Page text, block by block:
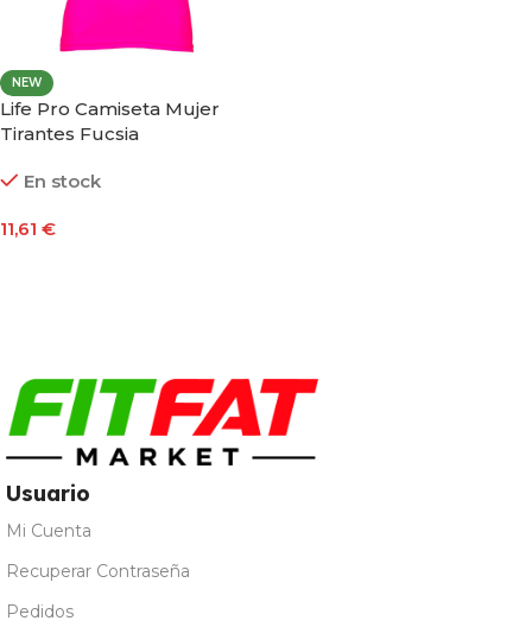
NEW
Life Pro Camiseta Mujer
Tirantes Fucsia
En stock
11,61 €
Usuario
Mi Cuenta
Recuperar Contraseña
Pedidos